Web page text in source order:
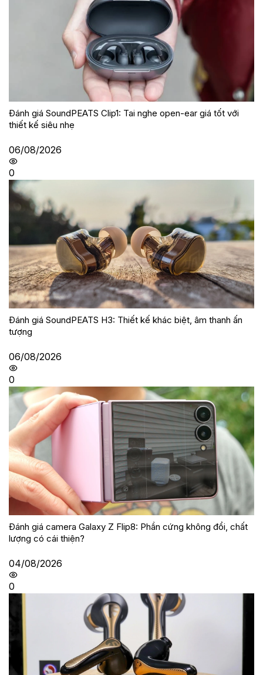
Đánh giá SoundPEATS Clip1: Tai nghe open-ear giá tốt với
thiết kế siêu nhẹ
06/08/2026
0
Đánh giá SoundPEATS H3: Thiết kế khác biệt, âm thanh ấn
tượng
06/08/2026
0
Đánh giá camera Galaxy Z Flip8: Phần cứng không đổi, chất
lượng có cái thiện?
04/08/2026
0